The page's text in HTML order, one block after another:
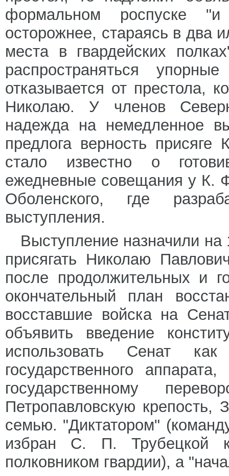
формальном роспуске "и
осторожнее, стараясь в два
места в гвардейских
распространяться
отказывается от престола,
Николаю. У членов
надежда на немедленное
предлога верность присяге
стало известно о
ежедневные совещания у К.
Оболенского, где
выступления.
Выступление назначили на
присягать Николаю
после продолжительных и
окончательный план
восставшие войска на
объявить введение
использовать Сенат
государственного
государственному
Петропавловскую крепость,
семью. "Диктатором"
избран С. П. Трубецкой
полковником гвардии), а